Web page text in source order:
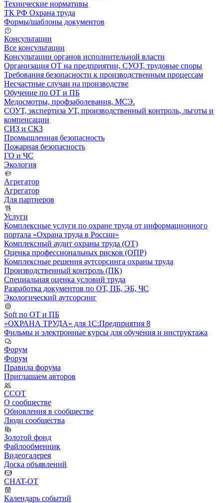
Технические нормативы
ТК РФ Охрана труда
Формы/шаблоны документов
Консультации
Все консультации
Консультации органов исполнительной власти
Организация ОТ на предприятии, СУОТ, трудовые споры
Требования безопасности к производственным процессам
Несчастные случаи на производстве
Обучение по ОТ и ПБ
Медосмотры, профзаболевания, МСЭ.
СОУТ, экспертиза УТ, производственный контроль, льготы и
компенсации
СИЗ и СКЗ
Промышленная безопасность
Пожарная безопасность
ГО и ЧС
Экология
Агрегатор
Агрегатор
Для партнеров
Услуги
Комплексные услуги по охране труда от информационного
портала «Охрана труда в России»
Комплексный аудит охраны труда (ОТ)
Оценка профессиональных рисков (ОПР)
Комплексные решения аутсорсинга охраны труда
Производственный контроль (ПК)
Специальная оценка условий труда
Разработка документов по ОТ, ПБ, ЭБ, ЧС
Экологический аутсорсинг
Soft по ОТ и ПБ
«ОХРАНА ТРУДА» для 1С:Предприятия 8
Фильмы и электронные курсы для обучения и инструктажа
Форум
Форум
Правила форума
Приглашаем авторов
ССОТ
О сообществе
Обновления в сообществе
Люди сообщества
Золотой фонд
Файлообменник
Видеогалерея
Доска объявлений
CHAT-OT
Календарь событий